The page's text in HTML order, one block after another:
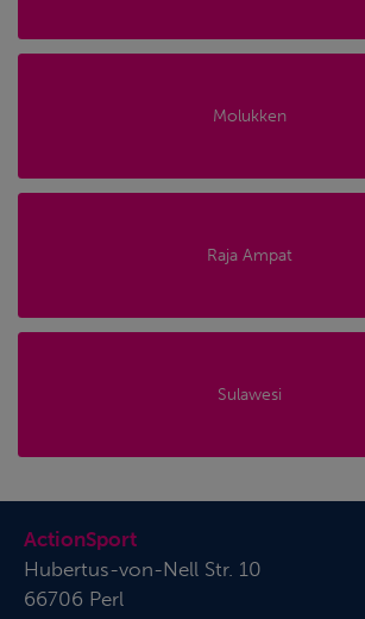
Molukken
Raja Ampat
Sulawesi
ActionSport
Hubertus-von-Nell Str. 10
66706 Perl